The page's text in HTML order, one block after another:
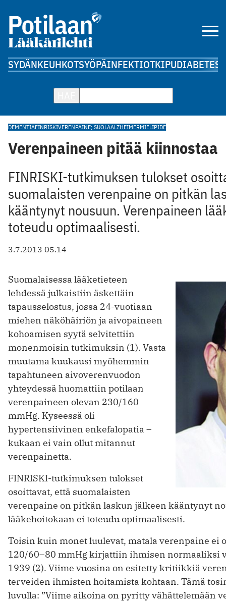
SYDÄNKEUHKOTSYÖPÄINFEKTIOTKIPUDIABETES
DEMENTIAFINRISKIVERENPAINE; SUOLAALZHEIMERMIELIPIDE
Verenpaineen pitää kiinnostaa
FINRISKI-tutkimuksen tulokset
suomalaisten verenpaine on pitkän
kääntynyt nousuun. Verenpaineen
toteudu optimaalisesti.
3.7.2013 05.14
Suomalaisessa lääketieteen
lehdessä julkaistiin äskettäin
tapausselostus, jossa 24-vuotiaan
miehen näköhäiriön ja aivopaineen
kohoamisen syytä selvitettiin
monenmoisin tutkimuksin (1). Vasta
muutama kuukausi myöhemmin
tapahtuneen aivoverenvuodon
yhteydessä huomattiin potilaan
verenpaineen olevan 230/160
mmHg. Kyseessä oli
hypertensiivinen enkefalopatia –
kukaan ei vain ollut mitannut
verenpainetta.
FINRISKI-tutkimuksen tulokset
osoittavat, että suomalaisten
verenpaine on pitkän laskun jälkeen kääntynyt
lääkehoitokaan ei toteudu optimaalisesti.
Toisin kuin monet luulevat, matala verenpaine ei
120/60–80 mmHg kirjattiin ihmisen normaaliksi
1939 (2). Viime vuosina on esitetty kritiikkiä
terveiden ihmisten hoitamista kohtaan. Tämä
luvulla: ”Viime aikoina on pyritty vähättelemään